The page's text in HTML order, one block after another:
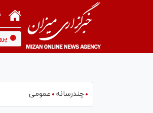
🟡
چندرسانه عمومی